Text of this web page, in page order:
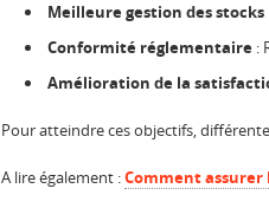
Meilleure gestion des stocks
Conformité réglementaire :
Amélioration de la
Pour atteindre ces objectifs,
A lire également :Comment